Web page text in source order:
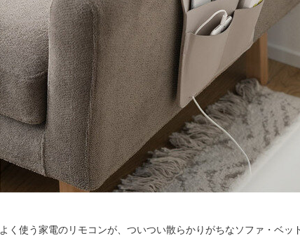
よく使う家電のリモコンが、ついつい散らかりがちなソファ・ベッ